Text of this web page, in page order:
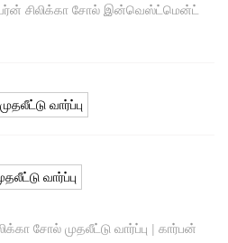
சிலிக்கா சோல் இன்வெஸ்ட்மென்ட்
வார்ப்பு
வார்ப்பு
சோல் முதலீட்டு வார்ப்பு | கார்பன்